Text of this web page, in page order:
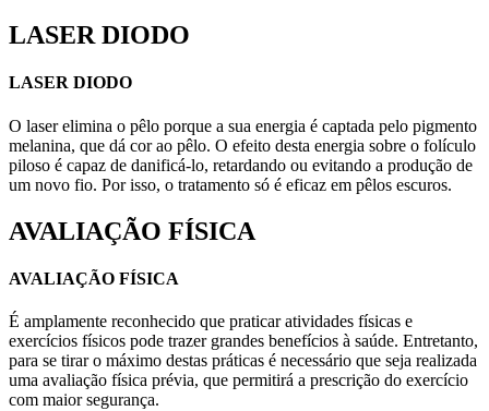
LASER DIODO
LASER DIODO
O laser elimina o pêlo porque a sua energia é captada pelo pigmento
melanina, que dá cor ao pêlo. O efeito desta energia sobre o folículo
piloso é capaz de danificá-lo, retardando ou evitando a produção de
um novo fio. Por isso, o tratamento só é eficaz em pêlos escuros.
AVALIAÇÃO FÍSICA
AVALIAÇÃO FÍSICA
É amplamente reconhecido que praticar atividades físicas e
exercícios físicos pode trazer grandes benefícios à saúde. Entretanto,
para se tirar o máximo destas práticas é necessário que seja realizada
uma avaliação física prévia, que permitirá a prescrição do exercício
com maior segurança.